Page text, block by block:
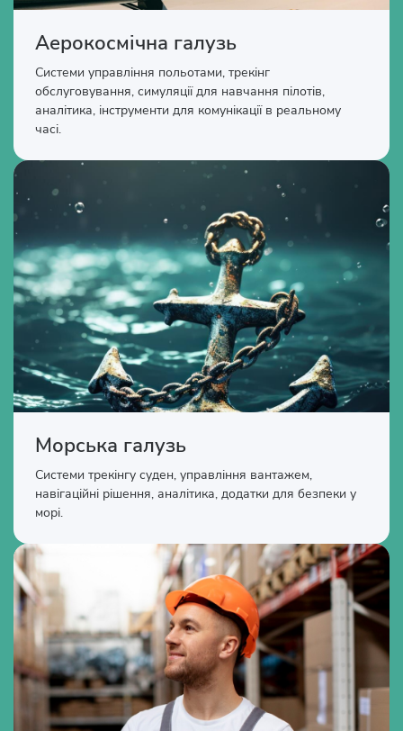
Аерокосмічна галузь
Системи управління польотами, трекінг
обслуговування, симуляції для навчання пілотів,
аналітика, інструменти для комунікації в реальному
часі.
Морська галузь
Системи трекінгу суден, управління вантажем,
навігаційні рішення, аналітика, додатки для безпеки у
морі.